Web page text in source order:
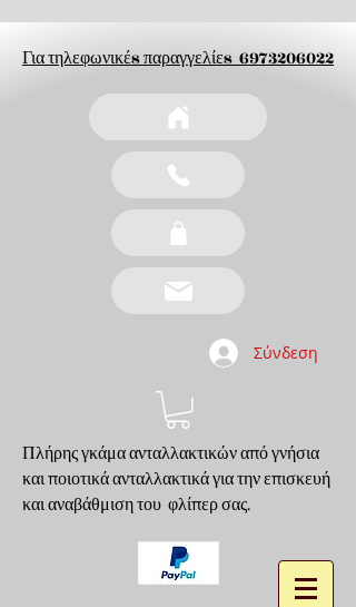
Για τηλεφωνικέs παραγγελίεs6973206022
Σύνδεση
Πλήρης γκάμα ανταλλακτικών από γνήσια
και ποιοτικά ανταλλακτικά για την επισκευή
και αναβάθμιση του φλίπερ σας.